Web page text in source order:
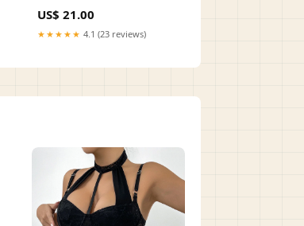
US$ 21.00
★★★★★ 4.1 (23 reviews)